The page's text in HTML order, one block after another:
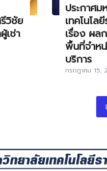
วิชัย
เช่า
ประกาศม
เทคโนโล
เรื่อง ผล
พื้นที่จำห
บริการ
กรกฎาคม 15,